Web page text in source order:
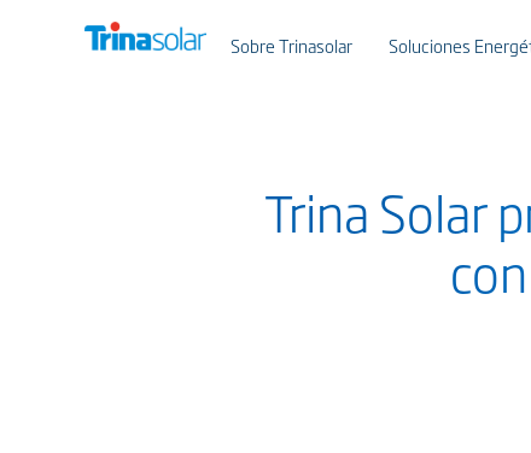
Sobre Trinasolar Soluciones
Trina Solar